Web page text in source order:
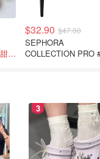
Piggy (嫩婴儿粉)： 甜美减龄，断货王
$32.90 $47.00
SEPHORA
COLLECTION PRO
3